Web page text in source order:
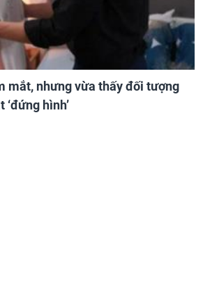
mắt, nhưng vừa thấy đối tượng
hình’